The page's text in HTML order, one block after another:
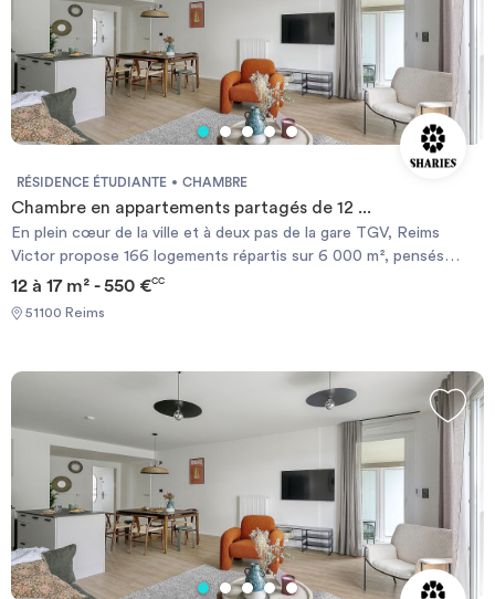
RÉSIDENCE ÉTUDIANTE CHAMBRE
Chambre en appartements partagés de 12 ...
En plein cœur de la ville et à deux pas de la gare TGV, Reims
Victor propose 166 logements répartis sur 6 000 m², pensés
comme un véritable lieu de vie. La résidence offre des studios,
des appartements de deux pièces ou des chambres en
colocation, ainsi que des équipements variés : fitness, salle de
coworking accessibles au public. Un cadre idéal pour un quotidien
simple, confortable et stimulant.
12 à 17 m² - 550 €CC
51100 Reims